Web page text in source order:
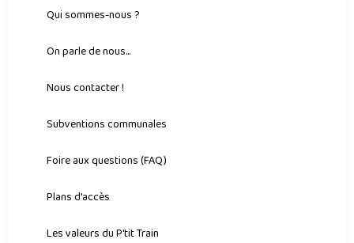
Qui sommes-nous ?
On parle de nous...
Nous contacter !
Subventions communales
Foire aux questions (FAQ)
Plans d'accès
Les valeurs du P'tit Train